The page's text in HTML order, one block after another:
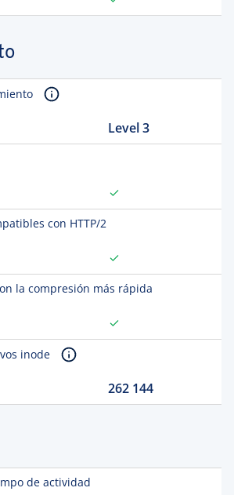
Level 3
con HTTP/2
la compresión más rápida
inode
262 144
de actividad